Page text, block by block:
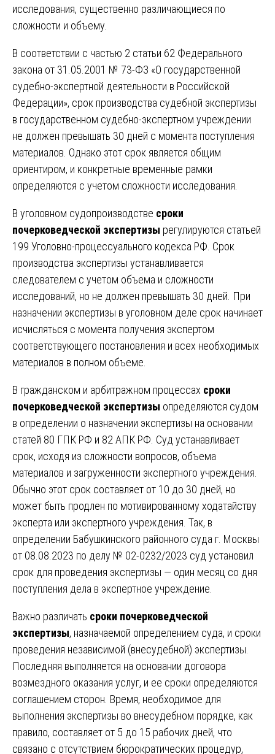
исследования, существенно различающиеся по
сложности и объему.
В соответствии с частью 2 статьи 62 Федерального
закона от 31.05.2001 № 73-ФЗ «О государственной
судебно-экспертной деятельности в Российской
Федерации», срок производства судебной экспертизы
в государственном судебно-экспертном учреждении
не должен превышать 30 дней с момента поступления
материалов. Однако этот срок является общим
ориентиром, и конкретные временные рамки
определяются с учетом сложности исследования.
В уголовном судопроизводстве сроки
почерковедческой экспертизы регулируются статьей
199 Уголовно-процессуального кодекса РФ. Срок
производства экспертизы устанавливается
следователем с учетом объема и сложности
исследований, но не должен превышать 30 дней. При
назначении экспертизы в уголовном деле срок начинает
исчисляться с момента получения экспертом
соответствующего постановления и всех необходимых
материалов в полном объеме.
В гражданском и арбитражном процессах сроки
почерковедческой экспертизы определяются судом
в определении о назначении экспертизы на основании
статей 80 ГПК РФ и 82 АПК РФ. Суд устанавливает
срок, исходя из сложности вопросов, объема
материалов и загруженности экспертного учреждения.
Обычно этот срок составляет от 10 до 30 дней, но
может быть продлен по мотивированному ходатайству
эксперта или экспертного учреждения. Так, в
определении Бабушкинского районного суда г. Москвы
от 08.08.2023 по делу № 02-0232/2023 суд установил
срок для проведения экспертизы — один месяц со дня
поступления дела в экспертное учреждение.
Важно различать сроки почерковедческой
экспертизы, назначаемой определением суда, и сроки
проведения независимой (внесудебной) экспертизы.
Последняя выполняется на основании договора
возмездного оказания услуг, и ее сроки определяются
соглашением сторон. Время, необходимое для
выполнения экспертизы во внесудебном порядке, как
правило, составляет от 5 до 15 рабочих дней, что
связано с отсутствием бюрократических процедур,